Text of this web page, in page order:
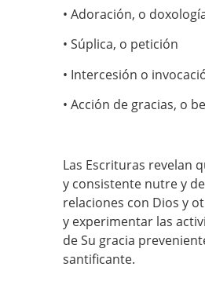
• Adoración, o
• Súplica, o petición
• Intercesión o
• Acción de gracias, o
Las Escrituras revelan
y consistente nutre y
relaciones con Dios y
y experimentar las
de Su gracia
santificante.